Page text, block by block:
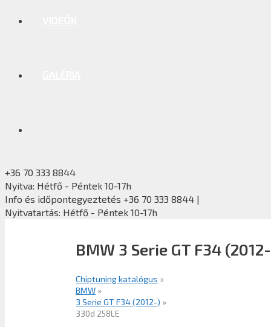
+36 70 333 8844
Nyitva: Hétfő - Péntek 10-17h
Info és időpontegyeztetés +36 70 333 8844 |
Nyitvatartás: Hétfő - Péntek 10-17h
BMW 3 Serie GT F34
Chiptuning katalógus »
BMW »
3 Serie GT F34 (2012-) »
330d 258LE